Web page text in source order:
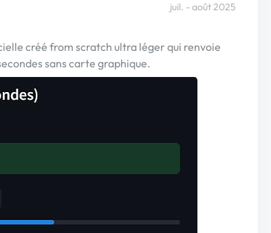
juil. - août 2025
créé from scratch ultra léger qui renvoie
sans carte graphique.